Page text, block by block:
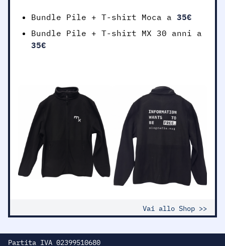
Bundle Pile + T-shirt Moca a 35€
Bundle Pile + T-shirt MX 30 anni a
35€
Vai allo Shop >>
Partita IVA 02399510680